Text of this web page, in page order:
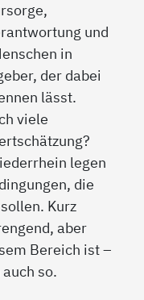
und
in
der dabei
lässt.
viele
legen
die
Kurz
aber
Bereich ist –
so.